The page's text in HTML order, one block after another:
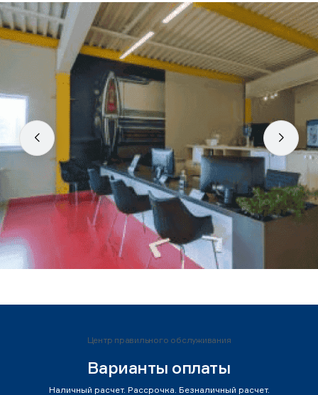
Центр правильного обслуживания
Варианты оплаты
Наличный расчет. Рассрочка. Безналичный расчет.